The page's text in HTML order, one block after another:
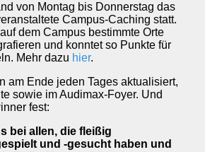
von Montag bis Donnerstag das
Campus-Caching statt.
dem Campus bestimmte Orte
und konntet so Punkte für
Mehr dazu hier.
am Ende jeden Tages aktualisiert,
sowie im Audimax-Foyer. Und
fest:
bei allen, die fleißig
und -gesucht haben und